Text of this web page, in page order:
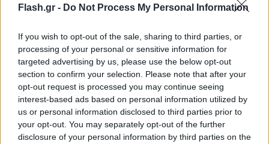
Flash.gr - Do Not Process My Personal Information
If you wish to opt-out of the sale, sharing to third parties, or
processing of your personal or sensitive information for
targeted advertising by us, please use the below opt-out
section to confirm your selection. Please note that after your
opt-out request is processed you may continue seeing
interest-based ads based on personal information utilized by
us or personal information disclosed to third parties prior to
your opt-out. You may separately opt-out of the further
disclosure of your personal information by third parties on the